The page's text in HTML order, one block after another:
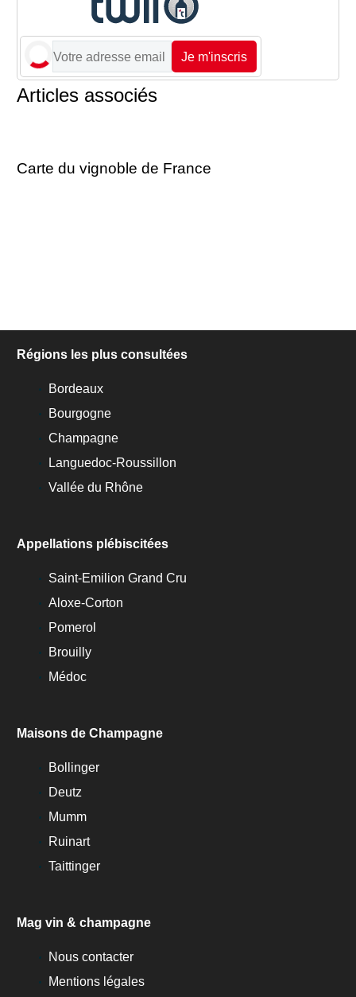
Je m'inscris
Articles associés
Carte du vignoble de France
Régions les plus consultées
Bordeaux
Bourgogne
Champagne
Languedoc-Roussillon
Vallée du Rhône
Appellations plébiscitées
Saint-Emilion Grand Cru
Aloxe-Corton
Pomerol
Brouilly
Médoc
Maisons de Champagne
Bollinger
Deutz
Mumm
Ruinart
Taittinger
Mag vin & champagne
Nous contacter
Mentions légales